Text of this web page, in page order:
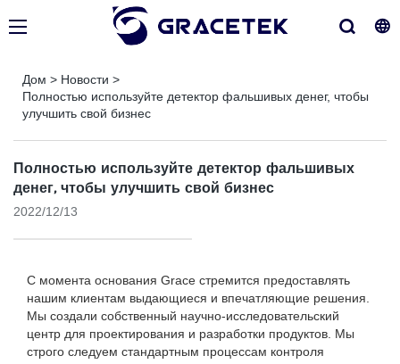
Дом > Новости >
Полностью используйте детектор фальшивых денег, чтобы
улучшить свой бизнес
Полностью используйте детектор фальшивых
денег, чтобы улучшить свой бизнес
2022/12/13
С момента основания Grace стремится предоставлять
нашим клиентам выдающиеся и впечатляющие решения.
Мы создали собственный научно-исследовательский
центр для проектирования и разработки продуктов. Мы
строго следуем стандартным процессам контроля